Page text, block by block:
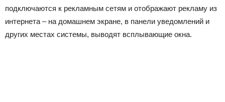
подключаются к рекламным сетям и отображают рекламу из
интернета – на домашнем экране, в панели уведомлений и
других местах системы, выводят всплывающие окна.